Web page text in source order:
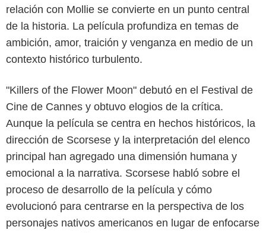
relación con Mollie se convierte en un punto central
de la historia. La película profundiza en temas de
ambición, amor, traición y venganza en medio de un
contexto histórico turbulento.
"Killers of the Flower Moon" debutó en el Festival de
Cine de Cannes y obtuvo elogios de la crítica.
Aunque la película se centra en hechos históricos, la
dirección de Scorsese y la interpretación del elenco
principal han agregado una dimensión humana y
emocional a la narrativa. Scorsese habló sobre el
proceso de desarrollo de la película y cómo
evolucionó para centrarse en la perspectiva de los
personajes nativos americanos en lugar de enfocarse